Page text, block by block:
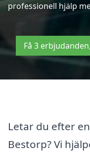
professionell hjälp
Få 3
Letar du efter
Bestorp? Vi